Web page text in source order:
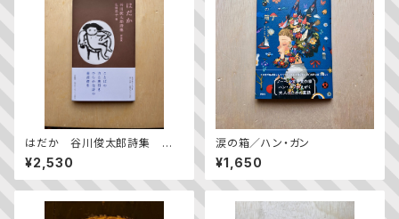
はだか 谷川俊太郎詩集 新
装版
¥2,530
涙の箱／ハン・ガン
¥1,650